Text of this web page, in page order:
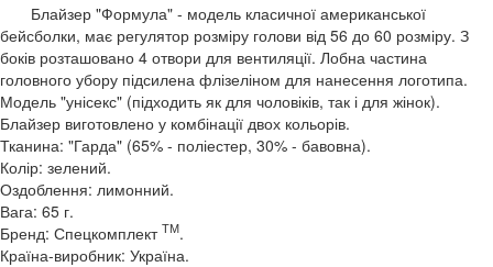
Блайзер "Формула" - модель класичної американської
бейсболки, має регулятор розміру голови від 56 до 60 розміру. З
боків розташовано 4 отвори для вентиляції. Лобна частина
головного убору підсилена флізеліном для нанесення логотипа.
Модель "унісекс" (підходить як для чоловіків, так і для жінок).
Блайзер виготовлено у комбінації двох кольорів.
Тканина: "Гарда" (65% - поліестер, 30% - бавовна).
Колір: зелений.
Оздоблення: лимонний.
Вага: 65 г.
Бренд: Спецкомплект ТМ.
Країна-виробник: Україна.